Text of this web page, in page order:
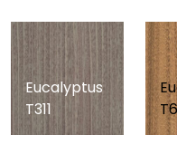
Eucalyptus
T311